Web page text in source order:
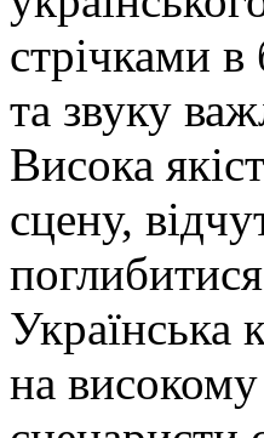
стрічками
та звуку
Висока
сцену,
Українська
на високому